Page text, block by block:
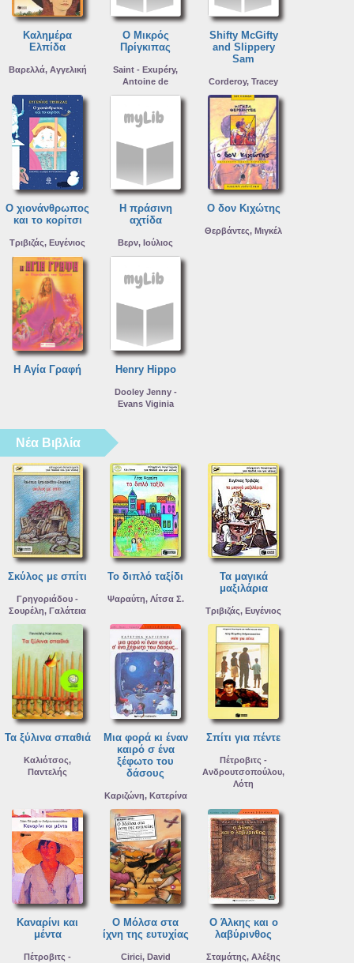
Καλημέρα
Ελπίδα
Βαρελλά, Αγγελική
Ο Mικρός
Πρίγκιπας
Saint - Exupéry,
Antoine de
Shifty McGifty
and Slippery
Sam
Corderoy, Tracey
Ο χιονάνθρωπος
και το κορίτσι
Τριβιζάς, Ευγένιος
Η πράσινη
αχτίδα
Βερν, Ιούλιος
Ο δoν Κιχώτης
Θερβάντες, Μιγκέλ
Η Αγία Γραφή Henry Hippo
Dooley Jenny -
Evans Viginia
Νέα Βιβλία
Σκύλος με σπίτι
Γρηγοριάδου -
Σουρέλη, Γαλάτεια
Το διπλό ταξίδι
Ψαραύτη, Λίτσα Σ.
Τα μαγικά
μαξιλάρια
Τριβιζάς, Ευγένιος
Τα ξύλινα σπαθιά
Καλιότσος,
Παντελής
Μια φορά κι έναν
καιρό σ ένα
ξέφωτο του
δάσους
Καριζώνη, Κατερίνα
Σπίτι για πέντε
Πέτροβιτς -
Ανδρουτσοπούλου,
Λότη
Καναρίνι και
μέντα
Πέτροβιτς -
Ο Μόλσα στα
ίχνη της ευτυχίας
Cirici, David
Ο Άλκης και ο
λαβύρινθος
Σταμάτης, Αλέξης